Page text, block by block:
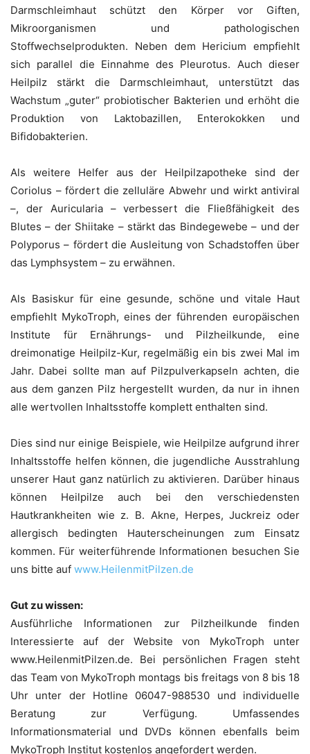
Darmschleimhaut schützt den Körper vor Giften,
Mikroorganismen und pathologischen
Stoffwechselprodukten. Neben dem Hericium empfiehlt
sich parallel die Einnahme des Pleurotus. Auch dieser
Heilpilz stärkt die Darmschleimhaut, unterstützt das
Wachstum „guter“ probiotischer Bakterien und erhöht die
Produktion von Laktobazillen, Enterokokken und
Bifidobakterien.
Als weitere Helfer aus der Heilpilzapotheke sind der
Coriolus – fördert die zelluläre Abwehr und wirkt antiviral
–, der Auricularia – verbessert die Fließfähigkeit des
Blutes – der Shiitake – stärkt das Bindegewebe – und der
Polyporus – fördert die Ausleitung von Schadstoffen über
das Lymphsystem – zu erwähnen.
Als Basiskur für eine gesunde, schöne und vitale Haut
empfiehlt MykoTroph, eines der führenden europäischen
Institute für Ernährungs- und Pilzheilkunde, eine
dreimonatige Heilpilz-Kur, regelmäßig ein bis zwei Mal im
Jahr. Dabei sollte man auf Pilzpulverkapseln achten, die
aus dem ganzen Pilz hergestellt wurden, da nur in ihnen
alle wertvollen Inhaltsstoffe komplett enthalten sind.
Dies sind nur einige Beispiele, wie Heilpilze aufgrund ihrer
Inhaltsstoffe helfen können, die jugendliche Ausstrahlung
unserer Haut ganz natürlich zu aktivieren. Darüber hinaus
können Heilpilze auch bei den verschiedensten
Hautkrankheiten wie z. B. Akne, Herpes, Juckreiz oder
allergisch bedingten Hauterscheinungen zum Einsatz
kommen. Für weiterführende Informationen besuchen Sie
uns bitte auf www.HeilenmitPilzen.de
Gut zu wissen:
Ausführliche Informationen zur Pilzheilkunde finden
Interessierte auf der Website von MykoTroph unter
www.HeilenmitPilzen.de. Bei persönlichen Fragen steht
das Team von MykoTroph montags bis freitags von 8 bis 18
Uhr unter der Hotline 06047-988530 und individuelle
Beratung zur Verfügung. Umfassendes
Informationsmaterial und DVDs können ebenfalls beim
MykoTroph Institut kostenlos angefordert werden.